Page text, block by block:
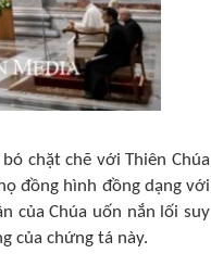
chặt chẽ với Thiên Chúa
đồng hình đồng dạng với
của Chúa uốn nắn lối suy
của chứng tá này.